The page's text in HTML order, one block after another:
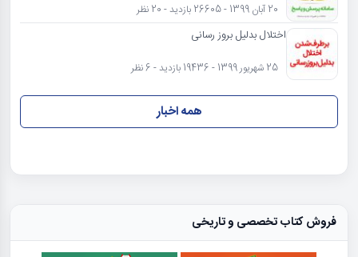
20 آبان 1399 - 26605 بازدید - 20 نظر
اختلال بدلیل بروز رسانی
25 شهریور 1399 - 19436 بازدید - 6 نظر
همه اخبار
فروش کتاب تخصصی و تاریخی